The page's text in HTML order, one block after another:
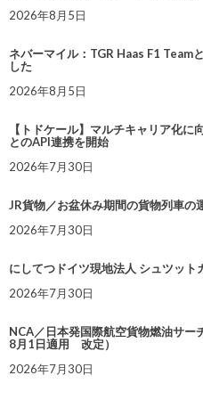
2026年8月5日
ネバーマイル：TGR Haas F1 Team
した
2026年8月5日
【トドケール】マルチキャリア化
とのAPI連携を開始
2026年7月30日
JR貨物／お盆休み期間の貨物列車の
2026年7月30日
にしてつドイツ現地法人 シュツット
2026年7月30日
NCA／日本発国際航空貨物燃油サ
8月1日適用 改定）
2026年7月30日